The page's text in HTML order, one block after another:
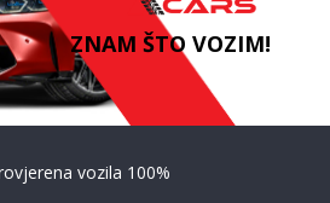
ZNAM ŠTO VOZIM!
vozila 100%